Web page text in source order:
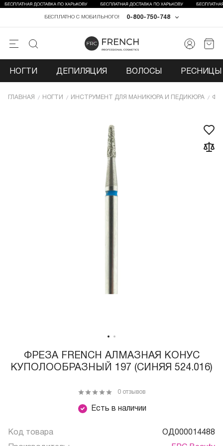
0-800-750-748
БЕСПЛАТНО С МОБИЛЬНОГО!
НОГТИ ДЕПИЛЯЦИЯ ВОЛОСЫ РЕСНИЦЫ
ГЛАВНАЯ НОГТИ ИНCТРУМЕНТ ДЛЯ МАНИКЮРА И ПЕДИКЮРА
ФРЕЗА FRENCH АЛМАЗНАЯ КОНУС
КУПОЛООБРАЗНЫЙ 197 (СИНЯЯ 524.016)
Есть в наличии
0 отзывов
Код товара ОД000014488